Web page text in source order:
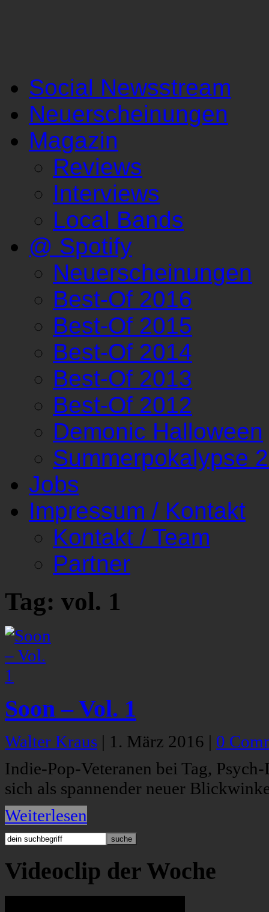
Social Newsstream
Neuerscheinungen
Magazin
Reviews
Interviews
Local Bands
@ Spotify
Neuerscheinungen
Best-Of 2016
Best-Of 2015
Best-Of 2014
Best-Of 2013
Best-Of 2012
Demonic Halloween
Summerpokalypse
Jobs
Impressum / Kontakt
Kontakt / Team
Partner
Tag: vol. 1
Soon – Vol. 1
Walter Kraus | 1. März 2016 | 0
Indie-Pop-Veteranen bei Tag,
sich als spannender neuer
Weiterlesen
Videoclip der Woche